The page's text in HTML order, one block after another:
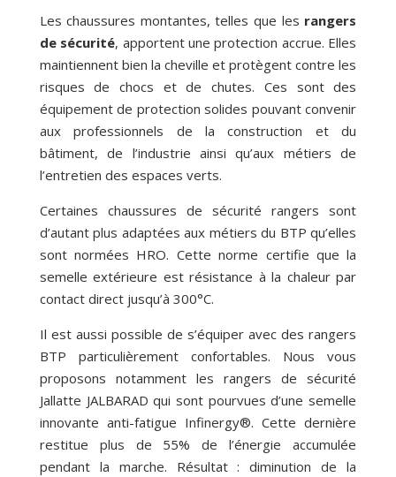
Les chaussures montantes, telles que les rangers
de sécurité, apportent une protection accrue. Elles
maintiennent bien la cheville et protègent contre les
risques de chocs et de chutes. Ces sont des
équipement de protection solides pouvant convenir
aux professionnels de la construction et du
bâtiment, de l’industrie ainsi qu’aux métiers de
l’entretien des espaces verts.
Certaines chaussures de sécurité rangers sont
d’autant plus adaptées aux métiers du BTP qu’elles
sont normées HRO. Cette norme certifie que la
semelle extérieure est résistance à la chaleur par
contact direct jusqu’à 300°C.
Il est aussi possible de s’équiper avec des rangers
BTP particulièrement confortables. Nous vous
proposons notamment les rangers de sécurité
Jallatte JALBARAD qui sont pourvues d’une semelle
innovante anti-fatigue Infinergy®. Cette dernière
restitue plus de 55% de l’énergie accumulée
pendant la marche. Résultat : diminution de la